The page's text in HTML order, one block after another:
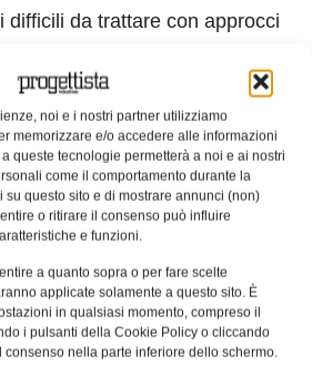
noi e i nostri partner utilizziamo
memorizzare e/o accedere alle informazioni
queste tecnologie permetterà a noi e ai nostri
come il comportamento durante la
questo sito e di mostrare annunci (non)
o ritirare il consenso può influire
e funzioni.
a quanto sopra o per fare scelte
applicate solamente a questo sito. È
in qualsiasi momento, compreso il
i pulsanti della Cookie Policy o cliccando
nella parte inferiore dello schermo.
difficili da trattare con approcci
termomeccanico
: Un altro
del FEM è la possibilità di
termica con altre tipologie
quella strutturale. Questo
consente di valutare con
della dilatazione termica e
completa del comportamento
sistema sotto l’influenza di